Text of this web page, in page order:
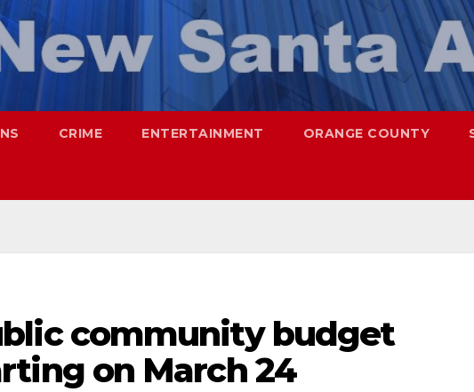
CRIME ENTERTAINMENT ORANGE COUNTY
community budget
on March 24